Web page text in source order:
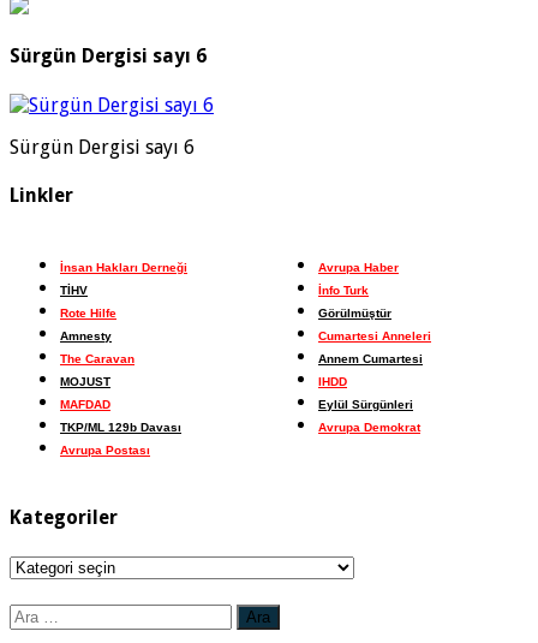
Sürgün Dergisi sayı 6
Sürgün Dergisi sayı 6
Linkler
İnsan Hakları Derneği
TİHV
Rote Hilfe
Amnesty
The Caravan
MOJUST
MAFDAD
TKP/ML 129b Davası
Avrupa Postası
Avrupa Haber
İnfo Turk
Görülmüştür
Cumartesi Anneleri
Annem Cumartesi
IHDD
Eylül Sürgünleri
Avrupa Demokrat
Kategoriler
Kategoriler
Arama: